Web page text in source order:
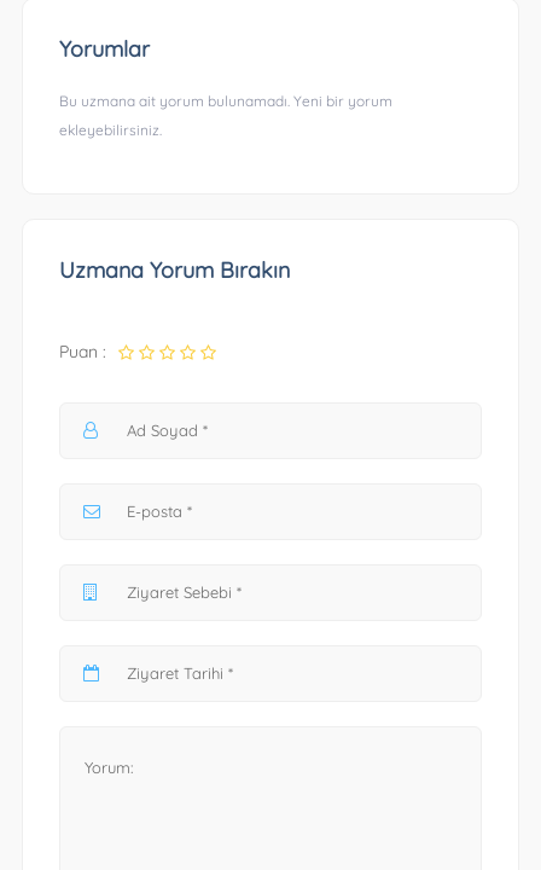
Yorumlar
Bu uzmana ait yorum bulunamadı. Yeni bir yorum
ekleyebilirsiniz.
Uzmana Yorum Bırakın
Puan :